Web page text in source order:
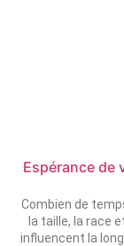
Espérance de
Combien de
la taille, la race
influencent la